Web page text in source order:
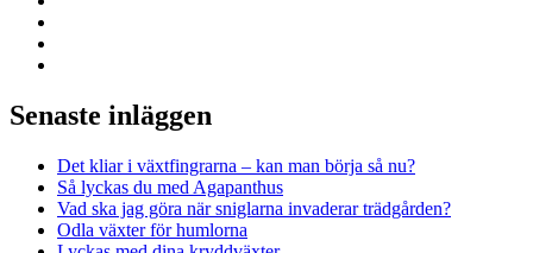
Senaste inläggen
Det kliar i växtfingrarna – kan man börja så nu?
Så lyckas du med Agapanthus
Vad ska jag göra när sniglarna invaderar trädgården?
Odla växter för humlorna